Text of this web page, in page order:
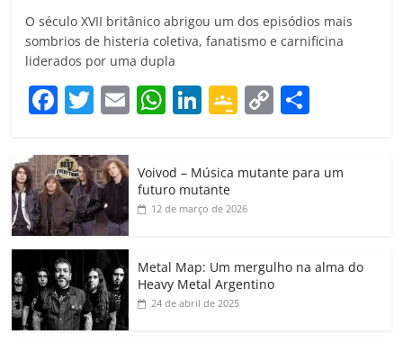
O século XVII britânico abrigou um dos episódios mais
sombrios de histeria coletiva, fanatismo e carnificina
liderados por uma dupla
F
c
e
b
o
o
k
T
itt
er
E
ai
W
at
s
A
p
Li
k
e
dI
G
gl
e
a
ss
C
y
k
p
h
Voivod – Música mutante para um
futuro mutante
12 de março de 2026
Metal Map: Um mergulho na alma do
Heavy Metal Argentino
24 de abril de 2025